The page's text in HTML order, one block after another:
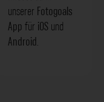
unserer Fotogoals
App für iOS und
Android.